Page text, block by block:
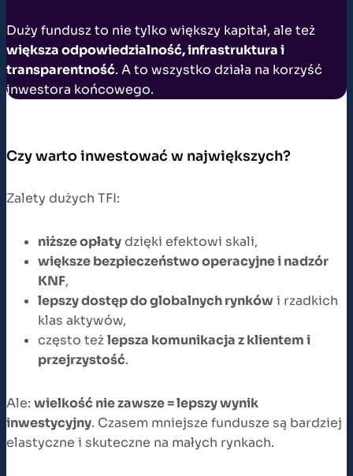
Duży fundusz to nie tylko większy kapitał, ale też
większa odpowiedzialność, infrastruktura i
transparentność. A to wszystko działa na korzyść
inwestora końcowego.
Czy warto inwestować w największych?
Zalety dużych TFI:
niższe opłatydzięki efektowi skali,
większe bezpieczeństwo operacyjne i nadzór
KNF,
lepszy dostęp do globalnych rynkówi rzadkich
klas aktywów,
często teżlepsza komunikacja z klientem i
przejrzystość.
Ale: wielkość nie zawsze = lepszy wynik
inwestycyjny. Czasem mniejsze fundusze są bardziej
elastyczne i skuteczne na małych rynkach.